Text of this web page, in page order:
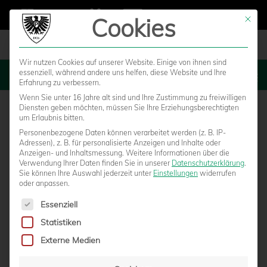
MENU
9ER-TICKET: JETZT
Mit
Cookies
Wir nutzen Cookies auf unserer Website. Einige von ihnen sind
essenziell, während andere uns helfen, diese Website und Ihre
Erfahrung zu verbessern.
Wenn Sie unter 16 Jahre alt sind und Ihre Zustimmung zu freiwilligen
Diensten geben möchten, müssen Sie Ihre Erziehungsberechtigten
um Erlaubnis bitten.
Personenbezogene Daten können verarbeitet werden (z. B. IP-
Adressen), z. B. für personalisierte Anzeigen und Inhalte oder
Anzeigen- und Inhaltsmessung. Weitere Informationen über die
Verwendung Ihrer Daten finden Sie in unserer Datenschutzerklärung.
Sie können Ihre Auswahl jederzeit unter Einstellungen widerrufen
oder anpassen.
Es folgt eine Liste der Service-Gruppen, für die eine
Essenziell
Statistiken
Externe Medien